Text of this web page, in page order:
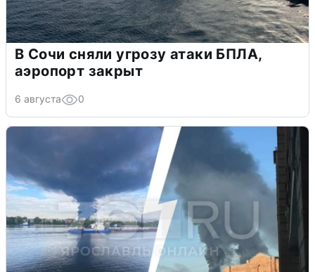
В Сочи сняли угрозу атаки БПЛА,
аэропорт закрыт
6 августа 0